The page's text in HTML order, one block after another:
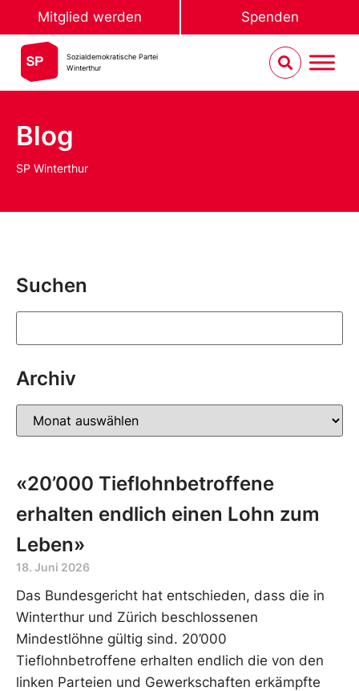
Mitglied werden Spenden
Sozialdemokratische Partei
Winterthur
Blog
SP Winterthur
Suchen
Archiv
«20’000 Tieflohnbetroffene
erhalten endlich einen Lohn zum
Leben»
18. Juni 2026
Das Bundesgericht hat entschieden, dass die in
Winterthur und Zürich beschlossenen
Mindestlöhne gültig sind. 20’000
Tieflohnbetroffene erhalten endlich die von den
linken Parteien und Gewerkschaften erkämpfte